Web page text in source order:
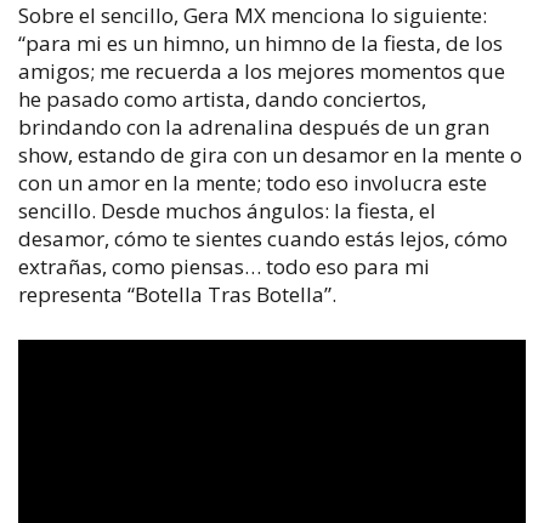
Sobre el sencillo, Gera MX menciona lo siguiente:
“para mi es un himno, un himno de la fiesta, de los
amigos; me recuerda a los mejores momentos que
he pasado como artista, dando conciertos,
brindando con la adrenalina después de un gran
show, estando de gira con un desamor en la mente o
con un amor en la mente; todo eso involucra este
sencillo. Desde muchos ángulos: la fiesta, el
desamor, cómo te sientes cuando estás lejos, cómo
extrañas, como piensas… todo eso para mi
representa “Botella Tras Botella”.